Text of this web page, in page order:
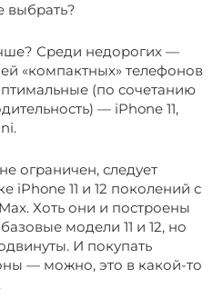
выбрать?
Среди недорогих —
«компактных» телефонов
(по сочетанию
— iPhone 11,
ограничен, следует
iPhone 11 и 12 поколений с
Хоть они и построены
модели 11 и 12, но
И покупать
— можно, это в какой-то